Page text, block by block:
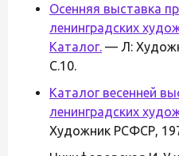
Осенняя выставка
ленинградских
Каталог. — Л:
С.10.
Каталог весенней
ленинградских
Художник РСФСР,